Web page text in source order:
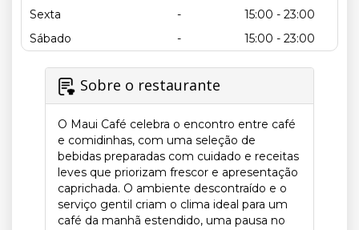
Sexta
-
15:00 - 23:00
Sábado
- 15:00 - 23:00
Sobre o restaurante
O Maui Café celebra o encontro entre café
e comidinhas, com uma seleção de
bebidas preparadas com cuidado e receitas
leves que priorizam frescor e apresentação
caprichada. O ambiente descontraído e o
serviço gentil criam o clima ideal para um
café da manhã estendido, uma pausa no